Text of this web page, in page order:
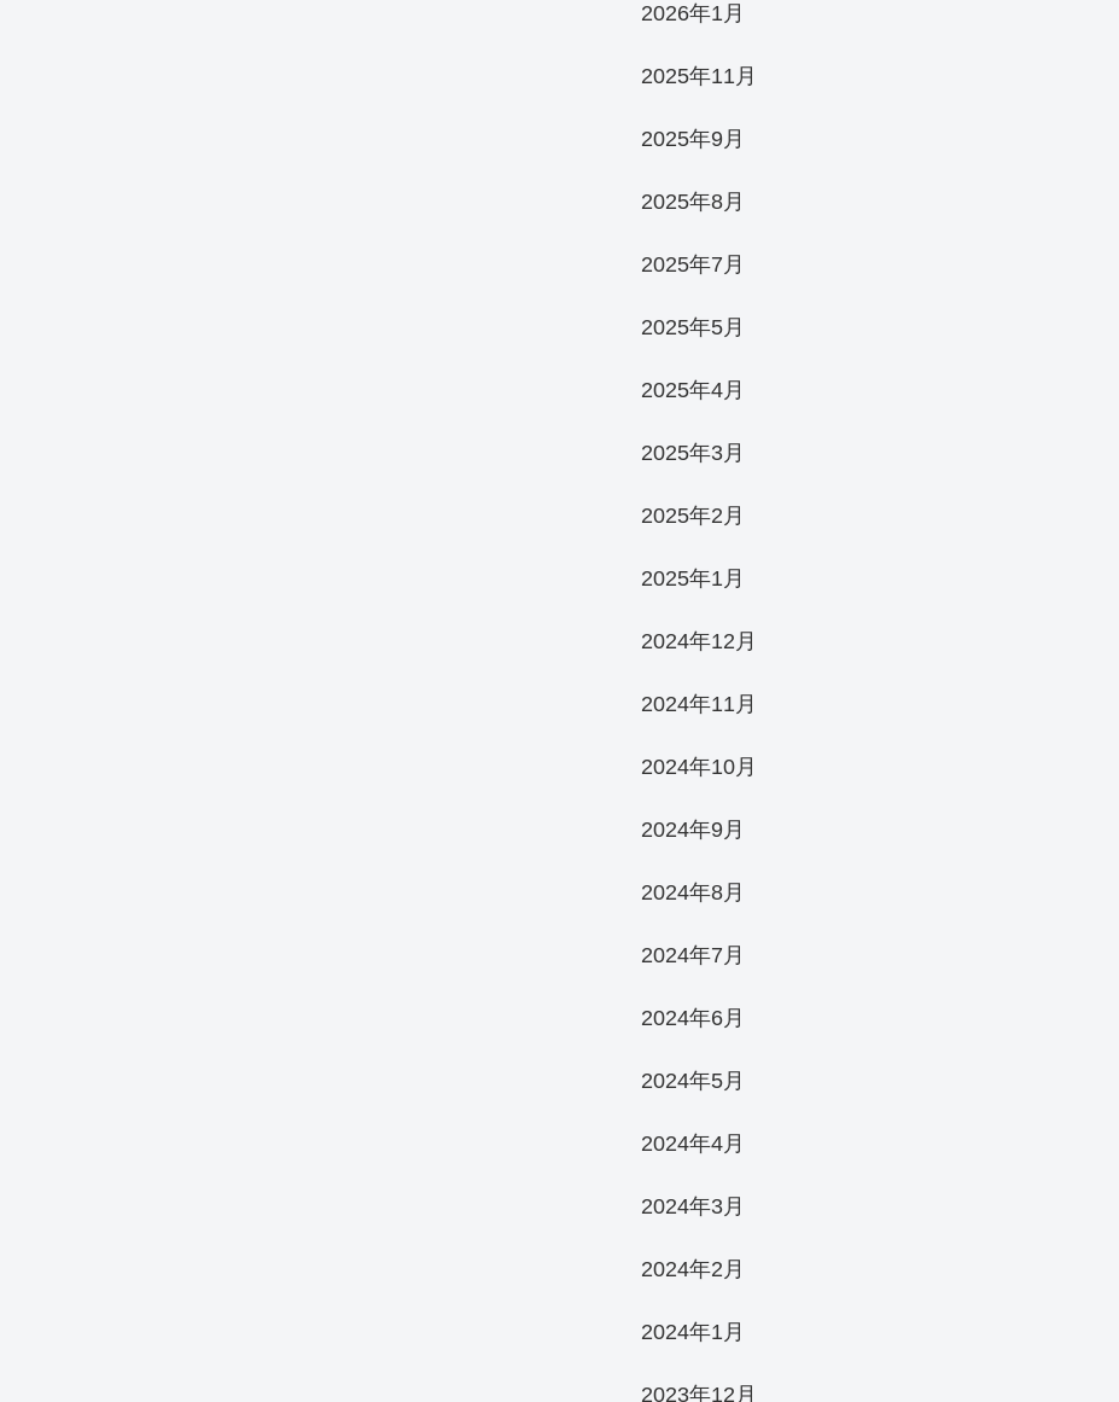
2026年1月
2025年11月
2025年9月
2025年8月
2025年7月
2025年5月
2025年4月
2025年3月
2025年2月
2025年1月
2024年12月
2024年11月
2024年10月
2024年9月
2024年8月
2024年7月
2024年6月
2024年5月
2024年4月
2024年3月
2024年2月
2024年1月
2023年12月